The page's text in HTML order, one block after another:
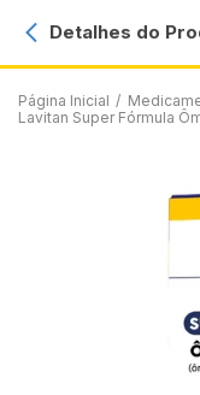
Página Inicial /
Lavitan Super Fórmula
Detalhes do